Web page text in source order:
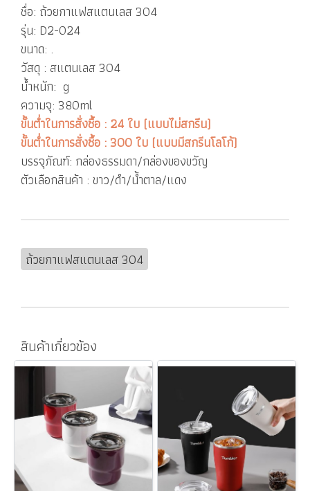
ชื่อ: ถ้วยกาแฟสแตนเลส 304
รุ่น: D2-024
ขนาด: .
วัสดุ : สแตนเลส 304
น้ำหนัก: g
ความจุ: 380ml
ขั้นต่ำในการสั่งซื้อ : 24 ใบ (แบบไม่สกรีน)
ขั้นต่ำในการสั่งซื้อ : 300 ใบ (แบบมีสกรีนโลโก้)
บรรจุภัณฑ์: กล่องธรรมดา/กล่องของขวัญ
ตัวเลือกสินค้า : ขาว/ดำ/น้ำตาล/แดง
ถ้วยกาแฟสแตนเลส 304
สินค้าเกี่ยวข้อง